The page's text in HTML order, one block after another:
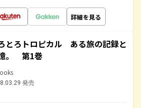
詳細を見る
とろトロピカル ある旅の記録と
。 第1巻
発売